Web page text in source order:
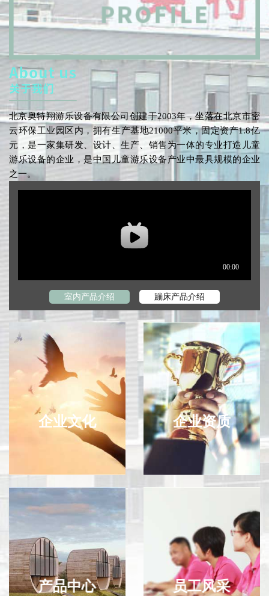
北京奥特翔游乐设备有限公司创建于2003年，坐落在北京市密
云环保工业园区内，拥有生产基地21000平米，固定资产1.8亿
元，是一家集研发、设计、生产、销售为一体的专业打造儿童
游乐设备的企业，是中国儿童游乐设备产业中最具规模的企业
之一。
室内产品介绍 蹦床产品介绍
企业文化 企业资质
产品中心 员工风采